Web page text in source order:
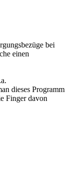
bei
einen
dieses Programm
Finger davon